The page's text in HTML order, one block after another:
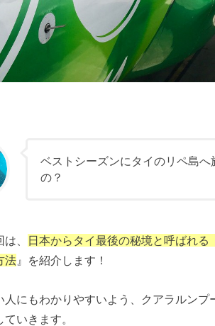
ベストシーズンにタイのリペ島
の？
、
日本からタイ最後の秘境と呼ばれ
法 』を紹介します！
人にもわかりやすいよう、クアラルン
いきます。